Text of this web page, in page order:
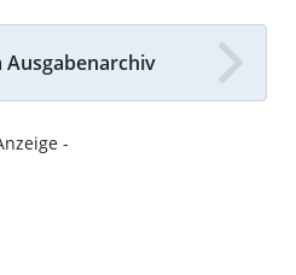
Ausgabenarchiv
-